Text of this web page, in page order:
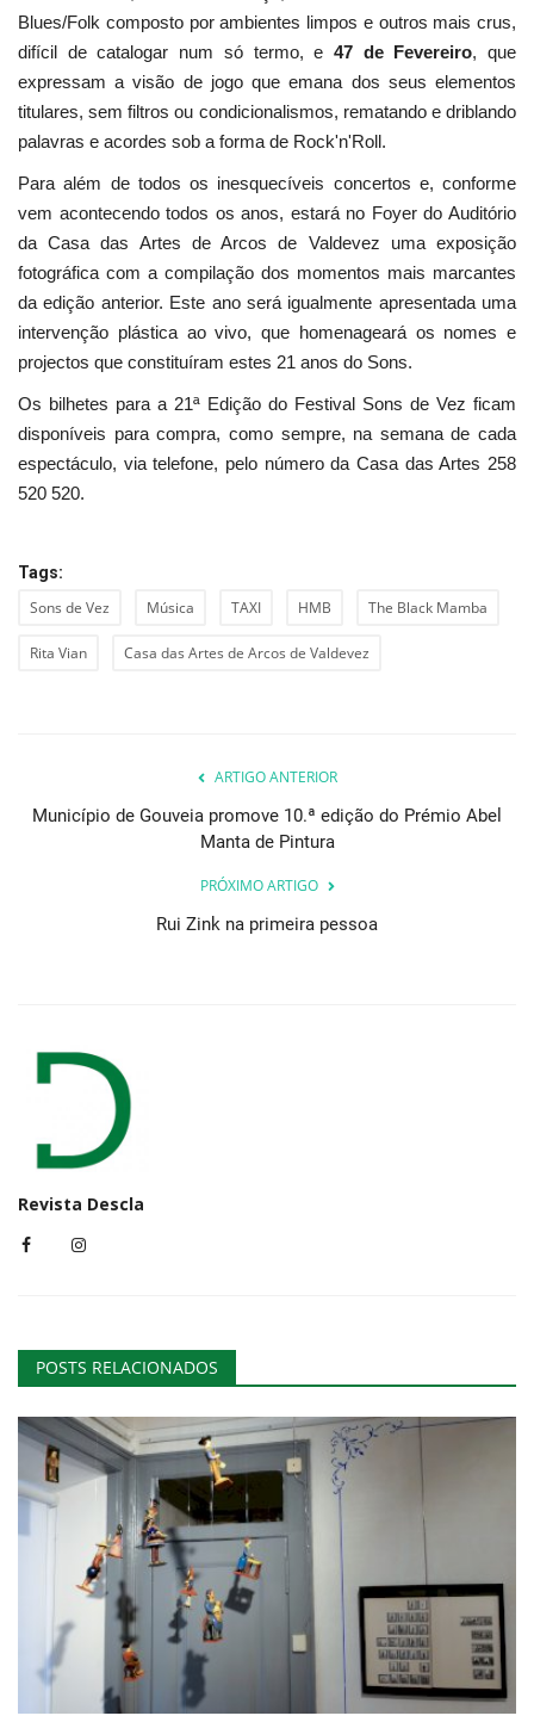
Blues/Folk composto por ambientes limpos e outros mais crus,
difícil de catalogar num só termo, e 47 de Fevereiro, que
expressam a visão de jogo que emana dos seus elementos
titulares, sem filtros ou condicionalismos, rematando e driblando
palavras e acordes sob a forma de Rock'n'Roll.
Para além de todos os inesquecíveis concertos e, conforme
vem acontecendo todos os anos, estará no Foyer do Auditório
da Casa das Artes de Arcos de Valdevez uma exposição
fotográfica com a compilação dos momentos mais marcantes
da edição anterior. Este ano será igualmente apresentada uma
intervenção plástica ao vivo, que homenageará os nomes e
projectos que constituíram estes 21 anos do Sons.
Os bilhetes para a 21ª Edição do Festival Sons de Vez ficam
disponíveis para compra, como sempre, na semana de cada
espectáculo, via telefone, pelo número da Casa das Artes 258
520 520.
Tags:
Sons de Vez Música TAXI HMB The Black Mamba
Rita Vian Casa das Artes de Arcos de Valdevez
ARTIGO ANTERIOR
Município de Gouveia promove 10.ª edição do Prémio Abel
Manta de Pintura
PRÓXIMO ARTIGO
Rui Zink na primeira pessoa
Revista Descla
POSTS RELACIONADOS